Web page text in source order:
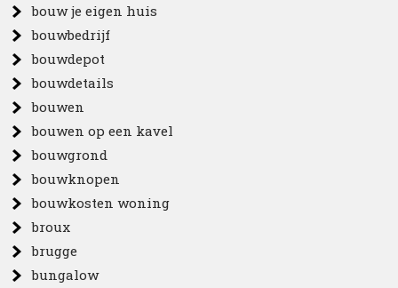
bouw je eigen huis
bouwbedrijf
bouwdepot
bouwdetails
bouwen
bouwen op een kavel
bouwgrond
bouwknopen
bouwkosten woning
broux
brugge
bungalow